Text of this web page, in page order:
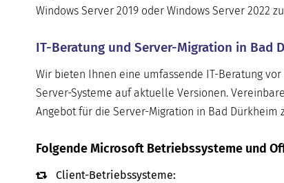
Windows Server 2019 oder Windows Server 2022
IT-Beratung und Server-Migration in Bad
Wir bieten Ihnen eine umfassende IT-Beratung
Server-Systeme auf aktuelle Versionen.
Angebot für die Server-Migration in Bad Dürkheim
Folgende Microsoft Betriebssysteme und
Client-Betriebssysteme: